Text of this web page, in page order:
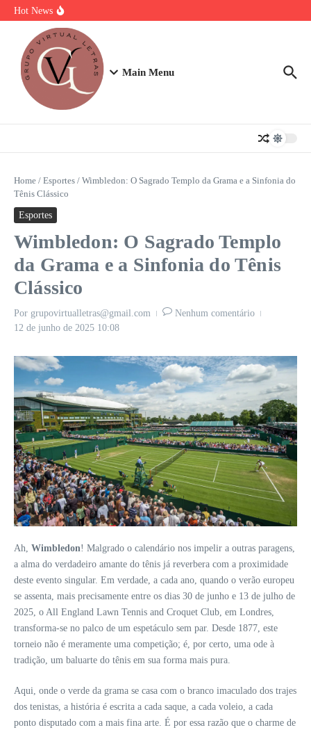
Ir para o conteúdo
Hot News
Strogonoff de frango light: A Receita Definitiva para Ganhar Massa
com Prazer
Plano de 7 Dias de Treino, Energia e Nutrição
Main Menu
Home / Esportes / Wimbledon: O Sagrado Templo da Grama e a Sinfonia do
Tênis Clássico
Esportes
Wimbledon: O Sagrado Templo
da Grama e a Sinfonia do Tênis
Clássico
Por grupovirtualletras@gmail.com
Nenhum comentário
12 de junho de 2025 10:08
Ah, Wimbledon! Malgrado o calendário nos impelir a outras paragens,
a alma do verdadeiro amante do tênis já reverbera com a proximidade
deste evento singular. Em verdade, a cada ano, quando o verão europeu
se assenta, mais precisamente entre os dias 30 de junho e 13 de julho de
2025, o All England Lawn Tennis and Croquet Club, em Londres,
transforma-se no palco de um espetáculo sem par. Desde 1877, este
torneio não é meramente uma competição; é, por certo, uma ode à
tradição, um baluarte do tênis em sua forma mais pura.
Aqui, onde o verde da grama se casa com o branco imaculado dos trajes
dos tenistas, a história é escrita a cada saque, a cada voleio, a cada
ponto disputado com a mais fina arte. É por essa razão que o charme de